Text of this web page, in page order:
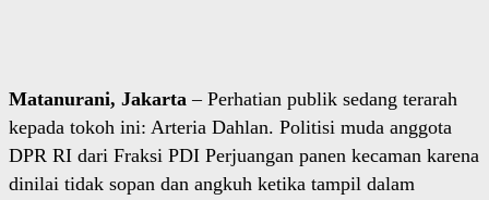
Matanurani, Jakarta – Perhatian publik sedang terarah
kepada tokoh ini: Arteria Dahlan. Politisi muda anggota
DPR RI dari Fraksi PDI Perjuangan panen kecaman karena
dinilai tidak sopan dan angkuh ketika tampil dalam